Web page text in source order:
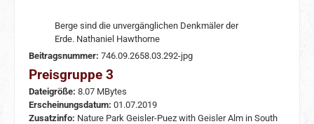
Berge sind die unvergänglichen Denkmäler der
Erde. Nathaniel Hawthorne
Beitragsnummer: 746.09.2658.03.292-jpg
Preisgruppe 3
Dateigröße: 8.07 MBytes
Erscheinungsdatum: 01.07.2019
Zusatzinfo: Nature Park Geisler-Puez with Geisler Alm in South